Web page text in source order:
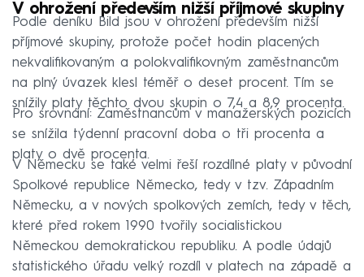
V ohrožení především nižší příjmové skupiny
Podle deníku Bild jsou v ohrožení především nižší
příjmové skupiny, protože počet hodin placených
nekvalifikovaným a polokvalifikovným zaměstnancům
na plný úvazek klesl téměř o deset procent. Tím se
snížily platy těchto dvou skupin o 7,4 a 8,9 procenta.
Pro srovnání: Zaměstnancům v manažerských pozicích
se snížila týdenní pracovní doba o tři procenta a
platy o dvě procenta.
V Německu se také velmi řeší rozdílné platy v původní
Spolkové republice Německo, tedy v tzv. Západním
Německu, a v nových spolkových zemích, tedy v těch,
které před rokem 1990 tvořily socialistickou
Německou demokratickou republiku. A podle údajů
statistického úřadu velký rozdíl v platech na západě a